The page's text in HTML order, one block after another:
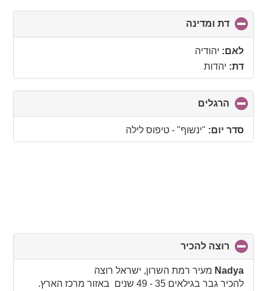
דת ומדינה
to
לאם: יהודיה
דת: יהדות
הרגלים
to
collapse
סדר יום: "ינשוף" - טיפוס לילה
רוצה להכיר
to
collapse
contents
Nadya מעיר רמת השרון, ישראל רוצה
להכיר גבר בגילאים 35 - 49 שנים באזור מרכז הארץ.